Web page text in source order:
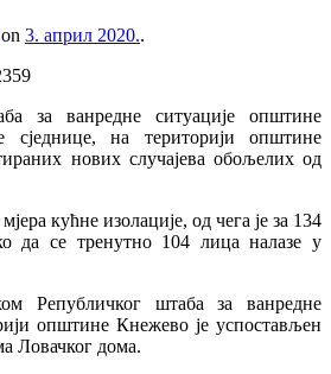
on 3. април 2020..
за ванредне ситуације општине
сједнице, на територији општине
нових случајева обољелих од
кућне изолације, од чега је за 134
да се тренутно 104 лица налазе у
Републичког штаба за ванредне
општине Кнежево је успостављен
Ловачког дома.